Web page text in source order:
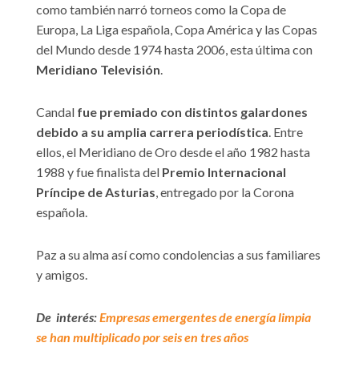
como también narró torneos como la Copa de
Europa, La Liga española, Copa América y las Copas
del Mundo desde 1974 hasta 2006, esta última con
Meridiano Televisión
Candal fue premiado con distintos galardones
debido a su amplia carrera periodística . Entre
ellos, el Meridiano de Oro desde el año 1982 hasta
1988 y fue finalista del Premio Internacional
Príncipe de Asturias , entregado por la Corona
española.
Paz a su alma así como condolencias a sus familiares
y amigos.
De interés:Empresas emergentes de energía limpia
se han multiplicado por seis en tres años